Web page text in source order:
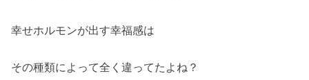
幸せホルモンが出す幸福感は
その種類によって全く違ってたよね？